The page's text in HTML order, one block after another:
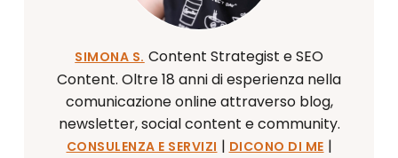
SIMONA S. Content Strategist e SEO
Content. Oltre 18 anni di esperienza nella
comunicazione online attraverso blog,
newsletter, social content e community.
CONSULENZA E SERVIZI | DICONO DI ME |